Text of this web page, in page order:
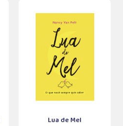
Lua de Mel